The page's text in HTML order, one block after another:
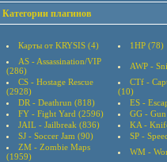
Категории плагинов
Карты от KRYSIS (4)
1HP (78)
AS - Assassination/VIP
(286)
AWP -
CS - Hostage Rescue
(2928)
CTf -
(10)
DR - Deathrun (818)
ES -
FY - Fight Yard (2596)
GG -
JAIL - Jailbreak (836)
KA -
SJ - Soccer Jam (90)
SP -
ZM - Zombie Maps
(1959)
WM -